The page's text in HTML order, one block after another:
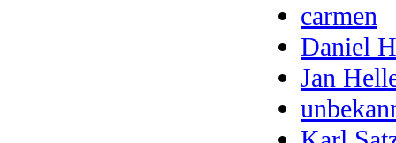
carmen
Daniel
Jan